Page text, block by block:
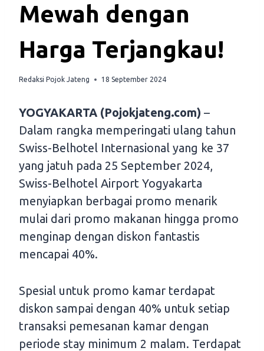
Mewah dengan
Harga Terjangkau!
Redaksi Pojok Jateng 18 September 2024
YOGYAKARTA (Pojokjateng.com) –
Dalam rangka memperingati ulang tahun
Swiss-Belhotel Internasional yang ke 37
yang jatuh pada 25 September 2024,
Swiss-Belhotel Airport Yogyakarta
menyiapkan berbagai promo menarik
mulai dari promo makanan hingga promo
menginap dengan diskon fantastis
mencapai 40%.
Spesial untuk promo kamar terdapat
diskon sampai dengan 40% untuk setiap
transaksi pemesanan kamar dengan
periode stay minimum 2 malam. Terdapat